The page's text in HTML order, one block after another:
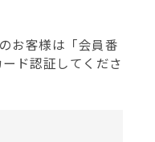
お客様は「会員番
ド認証してくださ